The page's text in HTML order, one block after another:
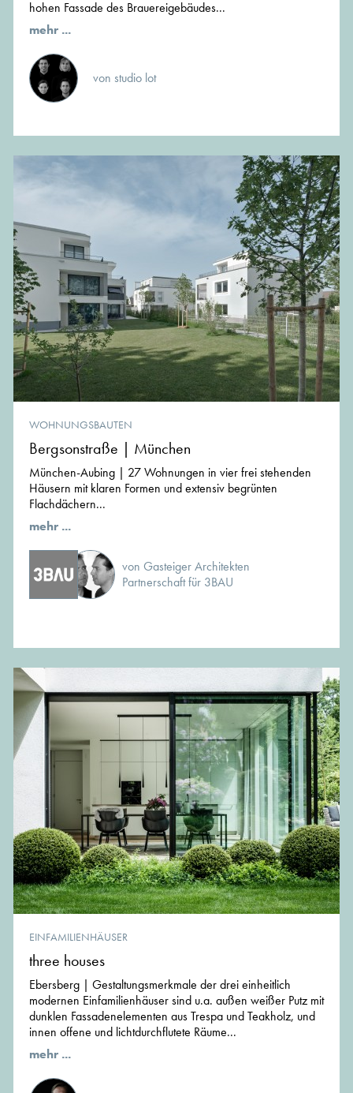
hohen Fassade des Brauereigebäudes...
mehr ...
von studio lot
WOHNUNGSBAUTEN
Bergsonstraße | München
München-Aubing | 27 Wohnungen in vier frei stehenden
Häusern mit klaren Formen und extensiv begrünten
Flachdächern...
mehr ...
von Gasteiger Architekten
Partnerschaft für 3BAU
EINFAMILIENHÄUSER
three houses
Ebersberg | Gestaltungsmerkmale der drei einheitlich
modernen Einfamilienhäuser sind u.a. außen weißer Putz mit
dunklen Fassadenelementen aus Trespa und Teakholz, und
innen offene und lichtdurchflutete Räume...
mehr ...